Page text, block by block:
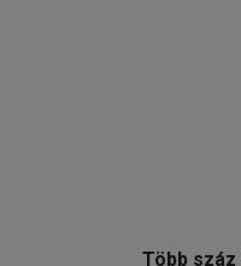
Több száz